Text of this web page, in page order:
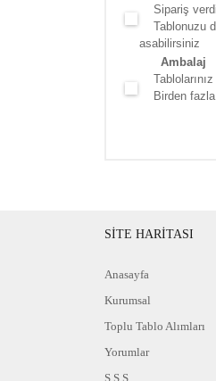
Sipariş
Tablonuzu
asabilirsiniz
Ambalaj
Tablolarınız
Birden fazla
SİTE HARİTASI
Anasayfa
Kurumsal
Toplu Tablo Alımları
Yorumlar
S.S.S